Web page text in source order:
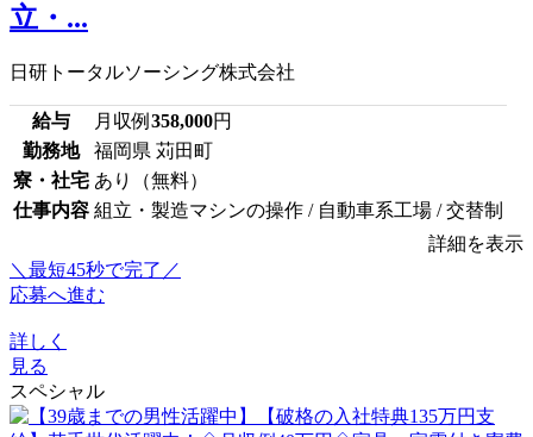
立・...
日研トータルソーシング株式会社
給与 月収例 358,000円
勤務地
福岡県 苅田町
寮・社宅 あり（無料）
仕事内容 組立・製造マシンの操作 / 自動車系工場 / 交替制
詳細を表示
＼最短45秒で完了／
応募へ進む
詳しく
見る
スペシャル